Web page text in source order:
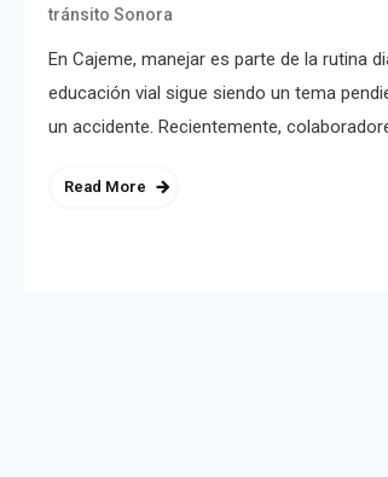
tránsito Sonora
En Cajeme, manejar es parte de la rutina
educación vial sigue siendo un tema
un accidente. Recientemente,
Read More